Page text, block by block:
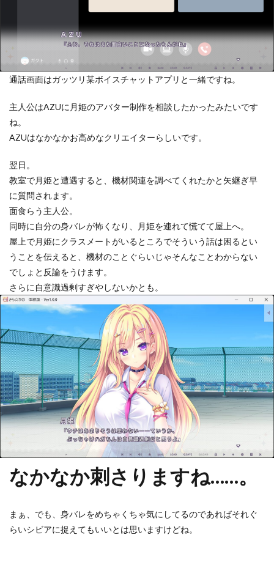
通話画面はガッツリ某ボイスチャットアプリと一緒ですね。
主人公はAZUに月姫のアバター制作を相談したかったみたいです
ね。
AZUはなかなかお高めなクリエイターらしいです。
翌日。
教室で月姫と遭遇すると、機材関連を調べてくれたかと矢継ぎ早
に質問されます。
面食らう主人公。
同時に自分の身バレが怖くなり、月姫を連れて慌てて屋上へ。
屋上で月姫にクラスメートがいるところでそういう話は困るとい
うことを伝えると、機材のことぐらいじゃそんなことわからない
でしょと反論をうけます。
さらに自意識過剰すぎやしないかとも。
なかなか刺さりますね……。
まぁ、でも、身バレをめちゃくちゃ気にしてるのであればそれぐ
らいシビアに捉えてもいいとは思いますけどね。